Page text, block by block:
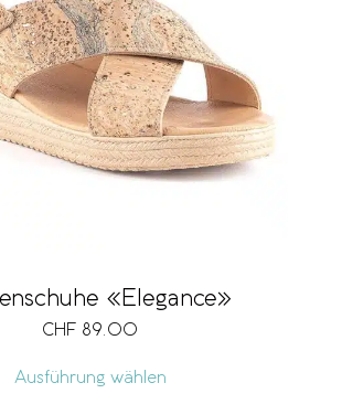
«Elegance»
CHF 89.00
Ausführung wählen